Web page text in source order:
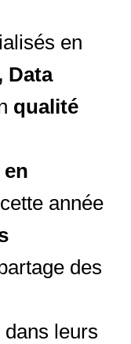
en
Data
qualité
année
des
dans leurs